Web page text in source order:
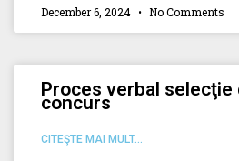
December 6, 2024 No Comments
Proces verbal selecţie
concurs
CITEŞTE MAI MULT...